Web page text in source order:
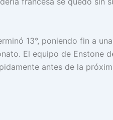
13°, poniendo fin a
El equipo de Enstone
antes de la